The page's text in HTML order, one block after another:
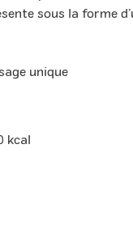
sous la forme
unique
kcal